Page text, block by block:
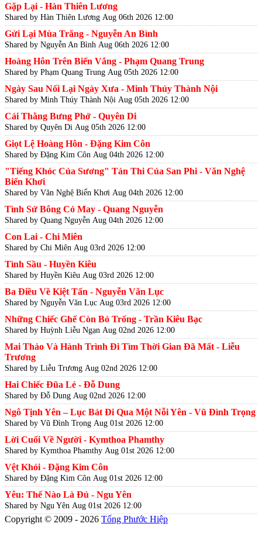
Gặp Lại - Hàn Thiên Lương
Shared by Hàn Thiên Lương Aug 06th 2026 12:00
Gửi Lại Mùa Trăng - Nguyễn An Bình
Shared by Nguyễn An Bình Aug 06th 2026 12:00
Hoàng Hôn Trên Biển Vắng - Phạm Quang Trung
Shared by Phạm Quang Trung Aug 05th 2026 12:00
Ngày Sau Nối Lại Ngày Xưa - Minh Thúy Thành Nội
Shared by Minh Thúy Thành Nội Aug 05th 2026 12:00
Cái Thằng Bưng Phở - Quyên Di
Shared by Quyên Di Aug 05th 2026 12:00
Giọt Lệ Hoàng Hôn - Đặng Kim Côn
Shared by Đặng Kim Côn Aug 04th 2026 12:00
"Tiếng Khóc Của Sương" Tản Thi Của San Phi - Văn Nghệ
Biển Khơi
Shared by Văn Nghệ Biển Khơi Aug 04th 2026 12:00
Tình Sử Bông Cỏ May - Quang Nguyễn
Shared by Quang Nguyễn Aug 04th 2026 12:00
Con Lai - Chi Miên
Shared by Chi Miên Aug 03rd 2026 12:00
Tình Sầu - Huyền Kiêu
Shared by Huyền Kiêu Aug 03rd 2026 12:00
Ba Điều Về Kiệt Tấn - Nguyễn Văn Lục
Shared by Nguyễn Văn Lục Aug 03rd 2026 12:00
Những Chiếc Ghế Còn Bỏ Trống - Trần Kiêu Bạc
Shared by Huỳnh Liễu Ngạn Aug 02nd 2026 12:00
Mai Thảo Và Hành Trình Đi Tìm Thời Gian Đã Mất - Liễu
Trương
Shared by Liễu Trương Aug 02nd 2026 12:00
Hai Chiếc Đũa Lẻ - Đỗ Dung
Shared by Đỗ Dung Aug 02nd 2026 12:00
Ngô Tịnh Yên – Lục Bát Đi Qua Một Nỗi Yên - Vũ Đình Trọng
Shared by Vũ Đình Trọng Aug 01st 2026 12:00
Lời Cuối Về Người - Kymthoa Phamthy
Shared by Kymthoa Phamthy Aug 01st 2026 12:00
Vệt Khói - Đặng Kim Côn
Shared by Đặng Kim Côn Aug 01st 2026 12:00
Yêu: Thế Nào Là Đủ - Ngu Yên
Shared by Ngu Yên Aug 01st 2026 12:00
Copyright © 2009 - 2026 Tống Phước Hiệp